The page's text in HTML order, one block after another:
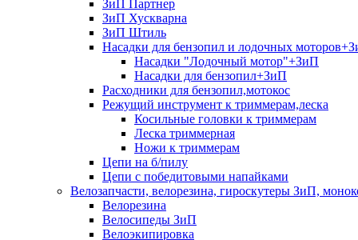
ЗиП Партнер
ЗиП Хускварна
ЗиП Штиль
Насадки для бензопил и лодочных
Насадки "Лодочный мотор"+ЗиП
Насадки для бензопил+ЗиП
Расходники для бензопил,мотокос
Режущий инструмент к триммерам,леска
Косильные головки к триммерам
Леска триммерная
Ножи к триммерам
Цепи на б/пилу
Цепи с победитовыми напайками
Велозапчасти, велорезина, гироскутеры ЗиП,
Велорезина
Велосипеды ЗиП
Велоэкипировка